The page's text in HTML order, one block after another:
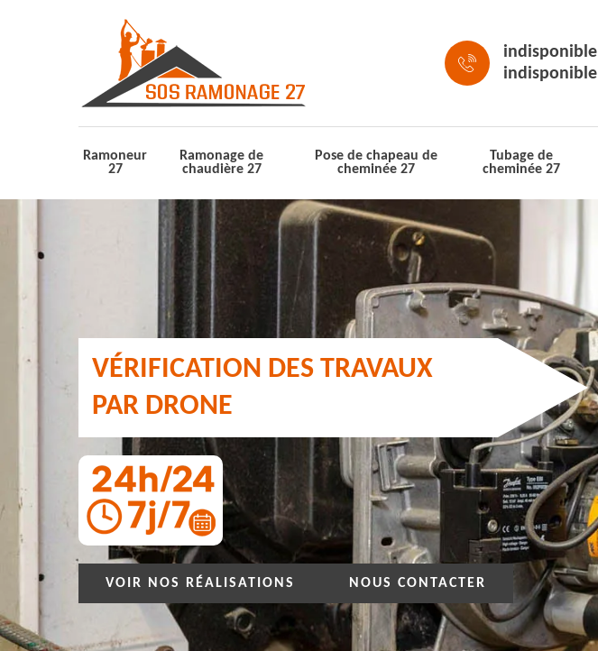
indisponible
indisponible
Ramoneur
27
Ramonage de
chaudière 27
Pose de chapeau de
cheminée 27
Tubage de
cheminée 27
VÉRIFICATION DES TRAVAUX
PAR DRONE
VOIR NOS RÉALISATIONS NOUS CONTACTER